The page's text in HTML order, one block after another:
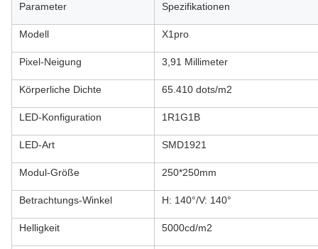
Parameter Spezifikationen
Modell X1pro
Pixel-Neigung 3,91 Millimeter
Körperliche Dichte 65.410 dots/m2
LED-Konfiguration 1R1G1B
LED-Art SMD1921
Modul-Größe 250*250mm
Betrachtungs-Winkel H: 140°/V: 140°
Helligkeit 5000cd/m2